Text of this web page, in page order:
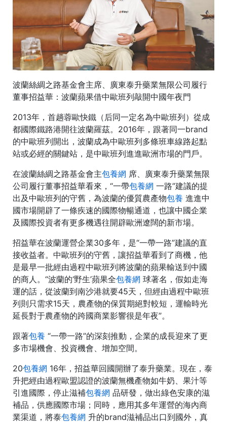
波蘭絲綢之路基金會主席、廣東泰升藥業無限公司履行
董事招益華：波蘭蘋果借中歐班列敲開中國年夜門
2013年，首趟蓉歐快鐵（后同一定名為中歐班列）從成
都國際鐵路港開往波蘭羅茲。2016年，跟著同一brand
的中歐班列開出，波蘭成為中歐班列多條班車線路起點
站或必經的關鍵站，是中歐班列進進歐洲市場的門戶。
在波蘭絲綢之路基金會主包養網 席、廣東泰升藥業無限
公司履行董事招益華看來，“一帶包養網 一路”建議的提
出及中歐班列的守舊，為波蘭的優質農產物包養 進進中
國市場開辟了一條疾速的國際物暢通道，也讓中國企業
及國際投資者有更多機遇往開辟歐洲遼闊的新市場。
招益華在波蘭運營企業30多年，是“一帶一路”建議的直
接收益者。中歐班列的守舊，讓招益華看到了商機，他
是最早一批經由過程中歐班列將波蘭的蘋果輸送到中國
的商人。“波蘭的‘野生’蘋果全包養網 球著名，假如走海
運的話，從波蘭到南沙港就要45天，但經由過程中歐班
列則只需求15天，農產物的保質期絕對較短，運輸時光
延長對于農產物的跨國商業影響很是年夜”。
跟著包養 “一帶一路”的深刻推動，企業的成長迎來了更
多市場機會、投資機會、增加空間。
20包養網 16年，招益華回國開辦了泰升藥業。現在，泰
升把經由過程歐盟認證的波蘭無機產物如牛奶、果汁等
引進國際，停止滋補包養網 品研發，做出綠色安康的滋
補品，供應國際市場；同時，應用其多年運營的海內商
業渠道，將泰包養網 升的brand滋補品出口到國外，真